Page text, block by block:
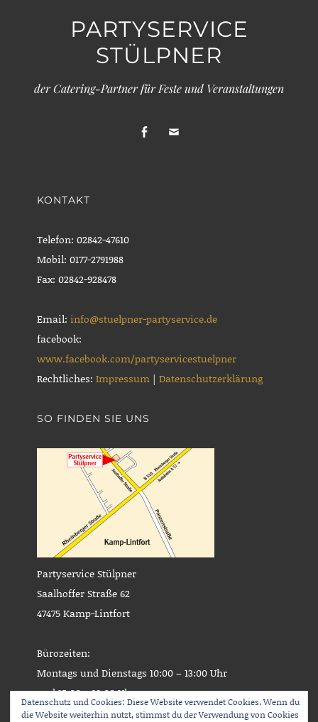
PARTYSERVICE
STÜLPNER
der Catering-Partner für Feste und Veranstaltungen
KONTAKT
Telefon: 02842-47610
Mobil: 0177-2791988
Fax: 02842-928478
Email: info@stuelpner-partyservice.de
facebook:
www.facebook.com/partyservicestuelpner
Rechtliches: Impressum | Datenschutzerklärung
SO FINDEN SIE UNS
Partyservice Stülpner
Saalhoffer Straße 62
47475 Kamp-Lintfort
Bürozeiten:
Montags und Dienstags 10:00 – 13:00 Uhr
und 15:00 – 18:00 Uhr
oder nach telefonischer Vereinbarung.
Datenschutz und Cookies: Diese Website verwendet Cookies. Wenn du
die Website weiterhin nutzt, stimmst du der Verwendung von Cookies